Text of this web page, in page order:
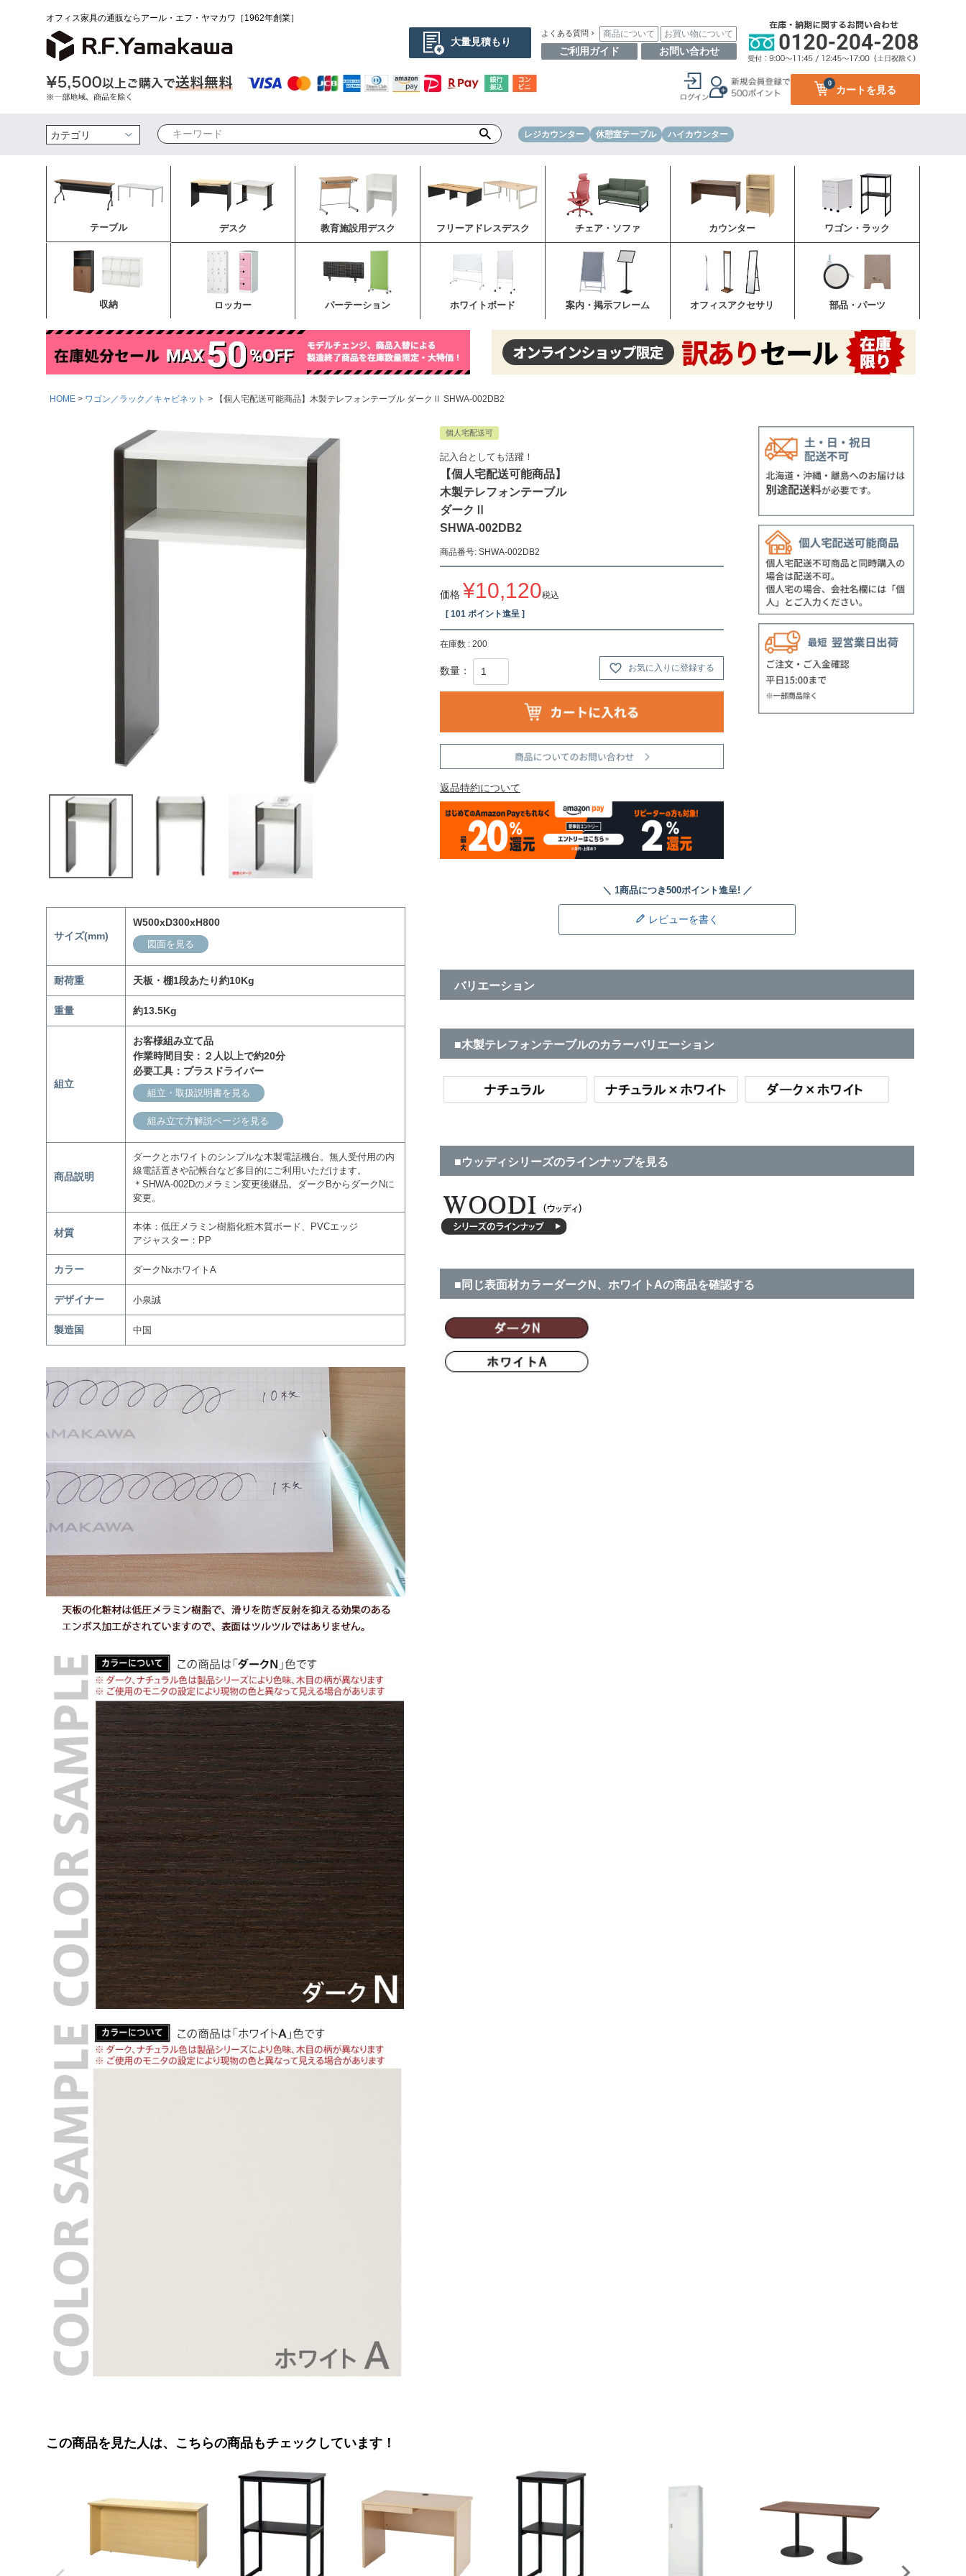
オフィス家具の通販ならアール・エフ・ヤマカワ［1962年創業］
大量見積もり
よくある質問 商品について お買い物について
ご利用ガイド お問い合わせ
カートを見る
0
検索 レジカウンター 休憩室テーブル ハイカウンター
テーブル デスク 教育施設用デスク フリーアドレスデスク チェア・ソファ カウンター ワゴン・ラック
収納 ロッカー パーテーション ホワイトボード 案内・掲示フレーム オフィスアクセサリ 部品・パーツ
HOME ワゴン／ラック／キャビネット 【個人宅配送可能商品】木製テレフォンテーブル ダークⅡ SHWA-002DB2
サイズ(mm)
W500xD300xH800
図面を見る
耐荷重 天板・棚1段あたり約10Kg
重量 約13.5Kg
組立
お客様組み立て品
作業時間目安：２人以上で約20分
必要工具：プラスドライバー
組立・取扱説明書を見る
組み立て方解説ページを見る
商品説明
ダークとホワイトのシンプルな木製電話機台。無人受付用の内
線電話置きや記帳台など多目的にご利用いただけます。
＊SHWA-002Dのメラミン変更後継品。ダークBからダークNに
変更。
材質
本体：低圧メラミン樹脂化粧木質ボード、PVCエッジ
アジャスター：PP
カラー ダークNxホワイトA
デザイナー 小泉誠
製造国 中国
個人宅配送可
記入台としても活躍！
【個人宅配送可能商品】
木製テレフォンテーブル
ダークⅡ
SHWA-002DB2
商品番号 SHWA-002DB2
価格 ¥10,120税込
[ 101 ポイント進呈 ]
在庫数 200
お気に入りに登録する
返品特約について
レビューを書く
バリエーション
■木製テレフォンテーブルのカラーバリエーション
■ウッディシリーズのラインナップを見る
■同じ表面材カラーダークN、ホワイトAの商品を確認する
この商品を見た人は、こちらの商品もチェックしています！